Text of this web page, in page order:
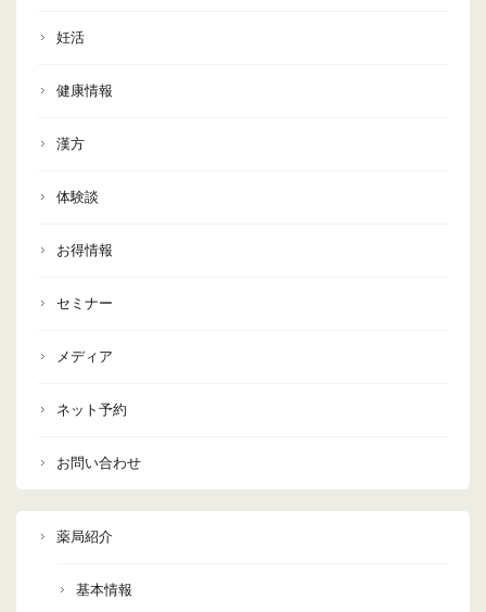
妊活
健康情報
漢方
体験談
お得情報
セミナー
メディア
ネット予約
お問い合わせ
薬局紹介
基本情報